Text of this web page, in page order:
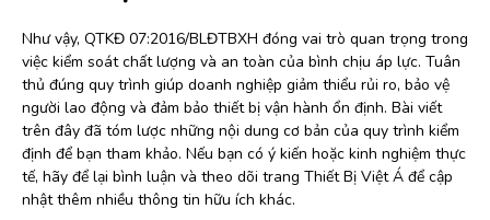
Như vậy, QTKĐ 07:2016/BLĐTBXH đóng vai trò quan trọng trong
việc kiểm soát chất lượng và an toàn của bình chịu áp lực. Tuân
thủ đúng quy trình giúp doanh nghiệp giảm thiểu rủi ro, bảo vệ
người lao động và đảm bảo thiết bị vận hành ổn định. Bài viết
trên đây đã tóm lược những nội dung cơ bản của quy trình kiểm
định để bạn tham khảo. Nếu bạn có ý kiến hoặc kinh nghiệm thực
tế, hãy để lại bình luận và theo dõi trang Thiết Bị Việt Á để cập
nhật thêm nhiều thông tin hữu ích khác.